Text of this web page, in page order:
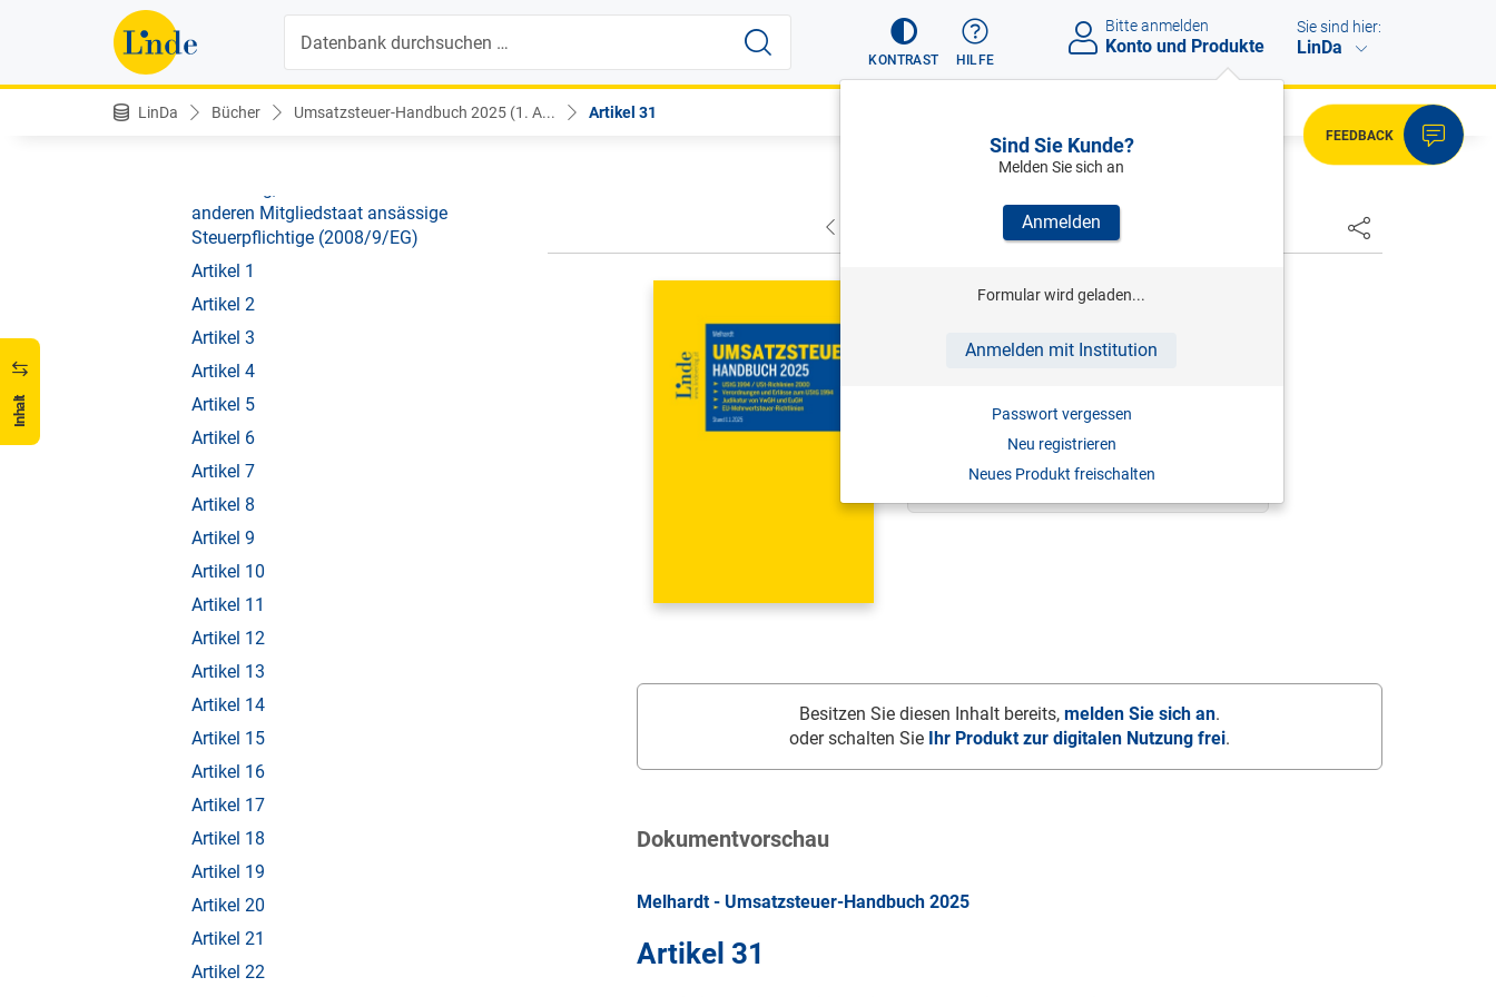
KONTRAST HILFE
Bitte anmelden
Konto und Produkte
Sind Sie Kunde?
Melden Sie sich an
Anmelden
Formular wird geladen...
Anmelden mit Institution
Passwort vergessen
Neu registrieren
Neues Produkt freischalten
Sie sind hier:
LinDa
LinDa Bücher Umsatzsteuer-Handbuch 2025 (1. A... Artikel 31
FEEDBACK
Inhalt
(2008/9/EG)
Richtlinie des Rates vom 12.
Februar 2008 zur Regelung der
Erstattung der Mehrwertsteuer
anderen Mitgliedstaat ansässige
Steuerpflichtige (2008/9/EG)
Artikel 1
Artikel 2
Artikel 3
Artikel 4
Artikel 5
Artikel 6
Artikel 7
Artikel 8
Artikel 9
Artikel 10
Artikel 11
Artikel 12
Artikel 13
Artikel 14
Artikel 15
Artikel 16
Artikel 17
Artikel 18
Artikel 19
Artikel 20
Artikel 21
Artikel 22
NÄCHSTER
MELHARDT
Print-ISBN: 978-3-7073-5090-6
Besitzen Sie diesen Inhalt bereits, melden Sie sich an.
oder schalten Sie Ihr Produkt zur digitalen Nutzung frei.
Dokumentvorschau
Melhardt - Umsatzsteuer-Handbuch 2025
Artikel 31